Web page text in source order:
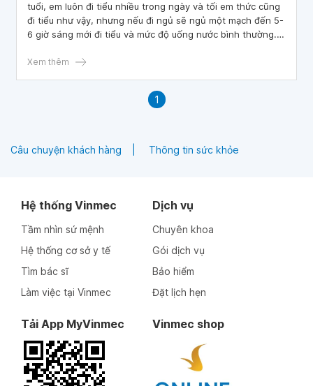
tuổi, em luôn đi tiểu nhiều trong ngày và tối em thức cũng
đi tiểu như vậy, nhưng nếu đi ngủ sẽ ngủ một mạch đến 5-
6 giờ sáng mới đi tiểu và mức độ uống nước bình thường.
Em nghĩ mình bị bàng quang tăng hoạt, biểu hiện của em
em có nên uống thuốc bổ thận hay em phải làm gì để cải
thiện không ạ? Cám ơn bác sĩ!
Xem thêm
1
Câu chuyện khách hàng Thông tin sức khỏe
Hệ thống Vinmec
Tầm nhìn sứ mệnh
Hệ thống cơ sở y tế
Tìm bác sĩ
Làm việc tại Vinmec
Dịch vụ
Chuyên khoa
Gói dịch vụ
Bảo hiểm
Đặt lịch hẹn
Tải App MyVinmec Vinmec shop